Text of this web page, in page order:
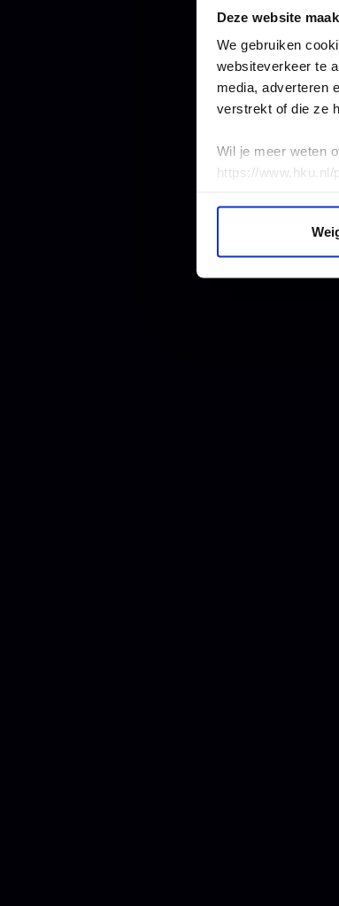
Deze website
We gebruiken
websiteverkeer te
media, adverteren
verstrekt of die ze
Wil je meer weten
https://